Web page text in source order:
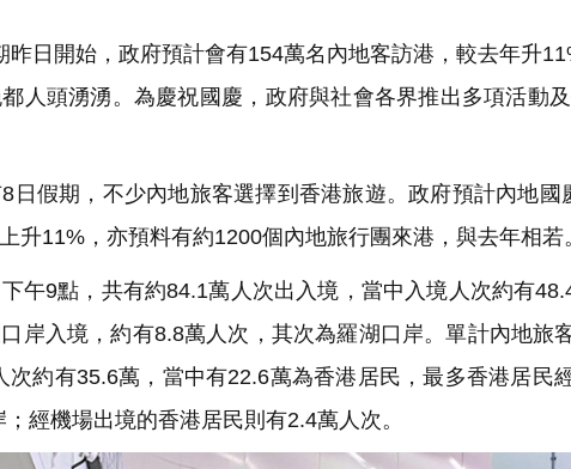
日開始，政府預計會有154萬名內地客訪港，較去年升
人頭湧湧。為慶祝國慶，政府與社會各界推出多項活動
假期，不少內地旅客選擇到香港旅遊。政府預計內地國
升11%，亦預料有約1200個內地旅行團來港，與去年相若
午9點，共有約84.1萬人次出入境，當中入境人次約有
岸入境，約有8.8萬人次，其次為羅湖口岸。單計內地旅
約有35.6萬，當中有22.6萬為香港居民，最多香港居民
經機場出境的香港居民則有2.4萬人次。